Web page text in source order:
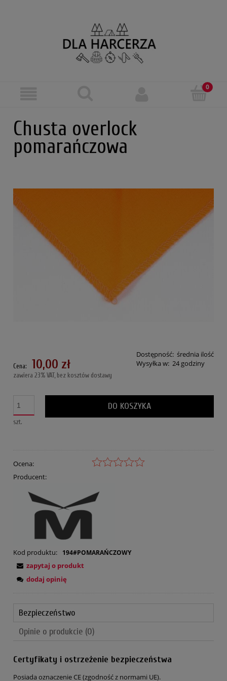
Chusta overlock
pomarańczowa
Dostępność: średnia ilość
Wysyłka w: 24 godziny
Cena: 10,00 zł
zawiera 23% VAT, bez kosztów dostawy
szt.
DO KOSZYKA
Ocena:
Producent:
Kod produktu: 194#POMARAŃCZOWY
zapytaj o produkt
dodaj opinię
Bezpieczeństwo
Opinie o produkcie (0)
Certyfikaty i ostrzeżenie bezpieczeństwa
Posiada oznaczenie CE (zgodność z normami UE).